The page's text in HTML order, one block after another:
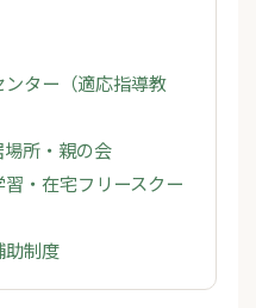
ター（適応指導教
所・親の会
・在宅フリースクー
助制度